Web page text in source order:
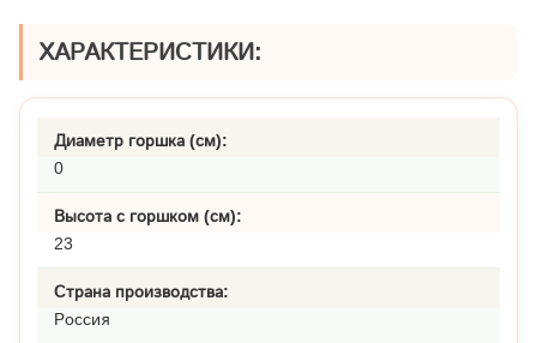
ХАРАКТЕРИСТИКИ:
Диаметр горшка (см):
0
Высота с горшком (см):
23
Страна производства:
Россия